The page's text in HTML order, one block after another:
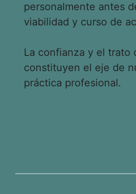
personalmente antes
viabilidad y curso de
La confianza y el trato
constituyen el eje de
práctica profesional.